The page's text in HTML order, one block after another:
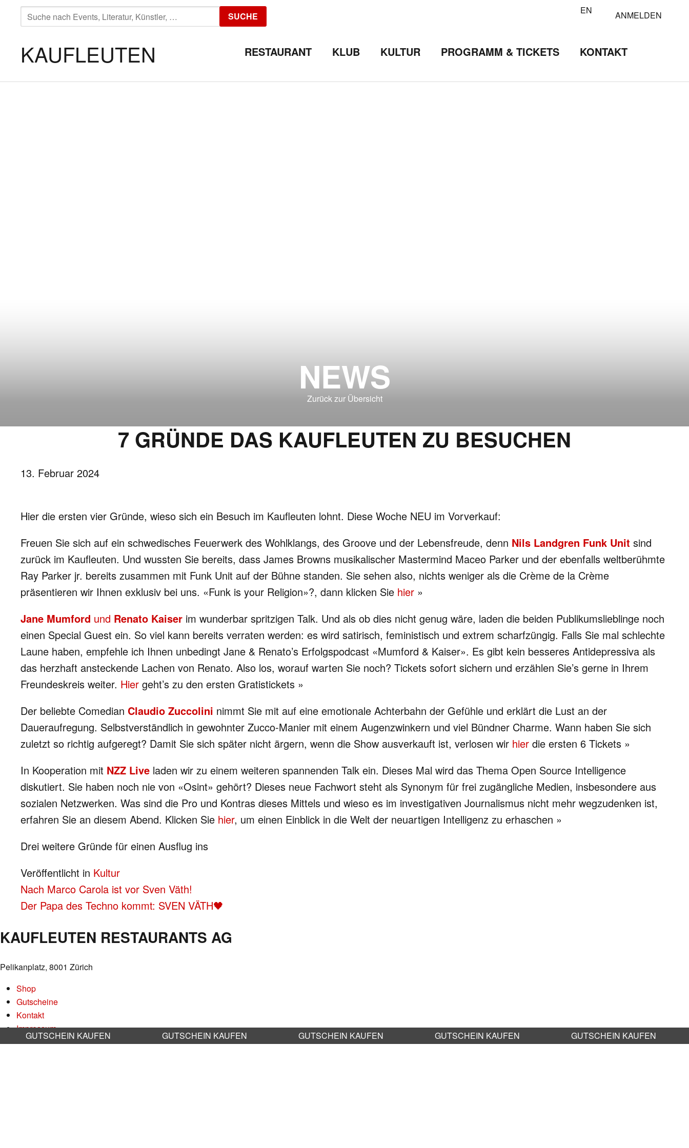
SUCHE
NACH:
SUCHE EN ANMELDEN
KAUFLEUTEN RESTAURANT KLUB KULTUR PROGRAMM & TICKETS KONTAKT
NEWS
Zurück zur Übersicht
7 GRÜNDE DAS KAUFLEUTEN ZU BESUCHEN
13. Februar 2024
Hier die ersten vier Gründe, wieso sich ein Besuch im Kaufleuten lohnt. Diese Woche NEU im Vorverkauf:
Freuen Sie sich auf ein schwedisches Feuerwerk des Wohlklangs, des Groove und der Lebensfreude, denn Nils Landgren Funk Unit sind
zurück im Kaufleuten. Und wussten Sie bereits, dass James Browns musikalischer Mastermind Maceo Parker und der ebenfalls weltberühmte
Ray Parker jr. bereits zusammen mit Funk Unit auf der Bühne standen. Sie sehen also, nichts weniger als die Crème de la Crème
präsentieren wir Ihnen exklusiv bei uns. «Funk is your Religion»?, dann klicken Sie hier »
Jane Mumford und Renato Kaiser im wunderbar spritzigen Talk. Und als ob dies nicht genug wäre, laden die beiden Publikumslieblinge noch
einen Special Guest ein. So viel kann bereits verraten werden: es wird satirisch, feministisch und extrem scharfzüngig. Falls Sie mal schlechte
Laune haben, empfehle ich Ihnen unbedingt Jane & Renato’s Erfolgspodcast «Mumford & Kaiser». Es gibt kein besseres Antidepressiva als
das herzhaft ansteckende Lachen von Renato. Also los, worauf warten Sie noch? Tickets sofort sichern und erzählen Sie’s gerne in Ihrem
Freundeskreis weiter. Hier geht’s zu den ersten Gratistickets »
Der beliebte Comedian Claudio Zuccolini nimmt Sie mit auf eine emotionale Achterbahn der Gefühle und erklärt die Lust an der
Daueraufregung. Selbstverständlich in gewohnter Zucco-Manier mit einem Augenzwinkern und viel Bündner Charme. Wann haben Sie sich
zuletzt so richtig aufgeregt? Damit Sie sich später nicht ärgern, wenn die Show ausverkauft ist, verlosen wir hier die ersten 6 Tickets »
In Kooperation mit NZZ Live laden wir zu einem weiteren spannenden Talk ein. Dieses Mal wird das Thema Open Source Intelligence
diskutiert. Sie haben noch nie von «Osint» gehört? Dieses neue Fachwort steht als Synonym für frei zugängliche Medien, insbesondere aus
sozialen Netzwerken. Was sind die Pro und Kontras dieses Mittels und wieso es im investigativen Journalismus nicht mehr wegzudenken ist,
erfahren Sie an diesem Abend. Klicken Sie hier, um einen Einblick in die Welt der neuartigen Intelligenz zu erhaschen »
Drei weitere Gründe für einen Ausflug ins
Veröffentlicht in Kultur
BEITRAGS-
NAVIGATION
Nach Marco Carola ist vor Sven Väth!
Der Papa des Techno kommt: SVEN VÄTH🖤
KAUFLEUTEN RESTAURANTS AG
Pelikanplatz, 8001 Zürich
Shop
Gutscheine
Kontakt
Impressum
Datenschutz
GUTSCHEIN KAUFEN GUTSCHEIN KAUFEN GUTSCHEIN KAUFEN GUTSCHEIN KAUFEN GUTSCHEIN KAUFEN